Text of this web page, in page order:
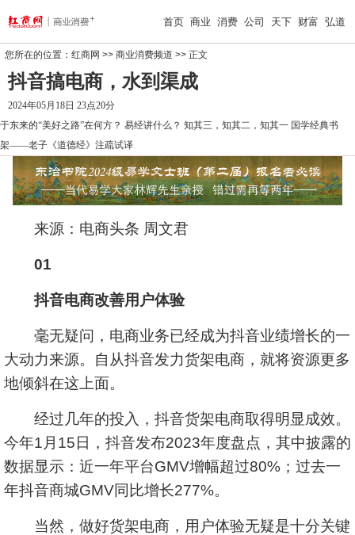
首页 商业 消费 公司 天下 财富 弘道
您所在的位置： 红商网 >> 商业消费频道 >> 正文
抖音搞电商，水到渠成
2024年05月18日 23点20分
于东来的“美好之路”在何方？ 易经讲什么？ 知其三，知其二，知其一 国学经典书
架——老子《道德经》注疏试译
来源：电商头条 周文君
01
抖音电商改善用户体验
毫无疑问，电商业务已经成为抖音业绩增长的一
大动力来源。自从抖音发力货架电商，就将资源更多
地倾斜在这上面。
经过几年的投入，抖音货架电商取得明显成效。
今年1月15日，抖音发布2023年度盘点，其中披露的
数据显示：近一年平台GMV增幅超过80%；过去一
年抖音商城GMV同比增长277%。
当然，做好货架电商，用户体验无疑是十分关键